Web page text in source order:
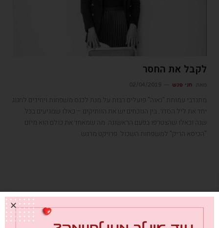
לקבל את החסר
חני פנש
מתנדבי עמותת "נאוה" פועלים רבות על מנת לכנס משפחות ויחידים לחגוג
יחד את ליל הסדר. בין הנוכחים יש את הוותיקים – כאלו שמגיעים בכל
שנה וכאלו שהצטרפו בפעם הראשונה. מה שמאחד את כולם הוא מיזם
"הכיסא הריק" למשפחות השכול. פרויקט מרגש